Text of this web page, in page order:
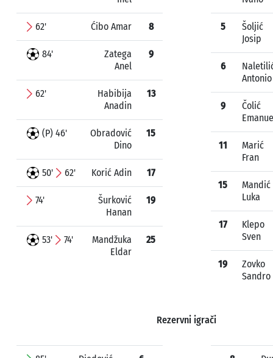
62' Ćibo Amar 8
84'
Zatega
Anel
9
62'
Habibija
Anadin
13
(P) 46'
Obradović
Dino
15
50' 62' Korić Adin 17
74'
Šurković
Hanan
19
53' 74'
Mandžuka
Eldar
25
5
Šoljić
Josip
6
Antonio
9
Čolić
11
Marić
Fran
15
Mandić
Luka
17
Klepo
Sven
19
Zovko
Sandro
Rezervni igrači